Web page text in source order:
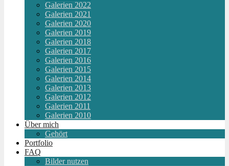
Galerien 2022
Galerien 2021
Galerien 2020
Galerien 2019
Galerien 2018
Galerien 2017
Galerien 2016
Galerien 2015
Galerien 2014
Galerien 2013
Galerien 2012
Galerien 2011
Galerien 2010
Über mich
Gehört
Portfolio
FAQ
Bilder nutzen